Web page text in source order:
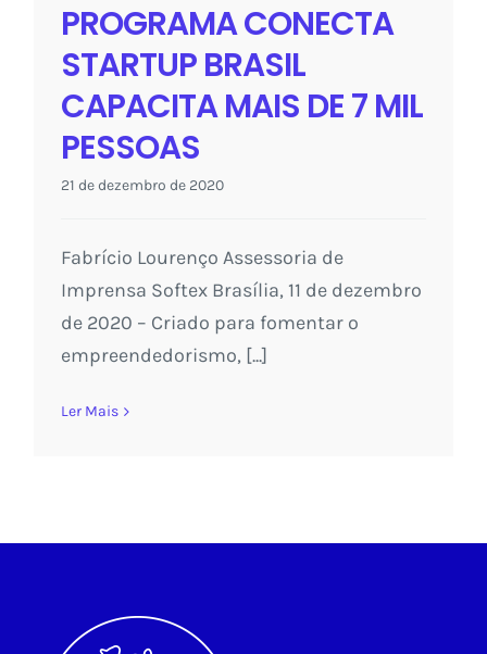
PROGRAMA CONECTA
STARTUP BRASIL
CAPACITA MAIS DE 7 MIL
PESSOAS
21 de dezembro de 2020
Fabrício Lourenço Assessoria de
Imprensa Softex Brasília, 11 de dezembro
de 2020 – Criado para fomentar o
empreendedorismo, [...]
Ler Mais